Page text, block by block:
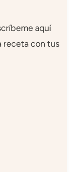
aquí
receta con tus